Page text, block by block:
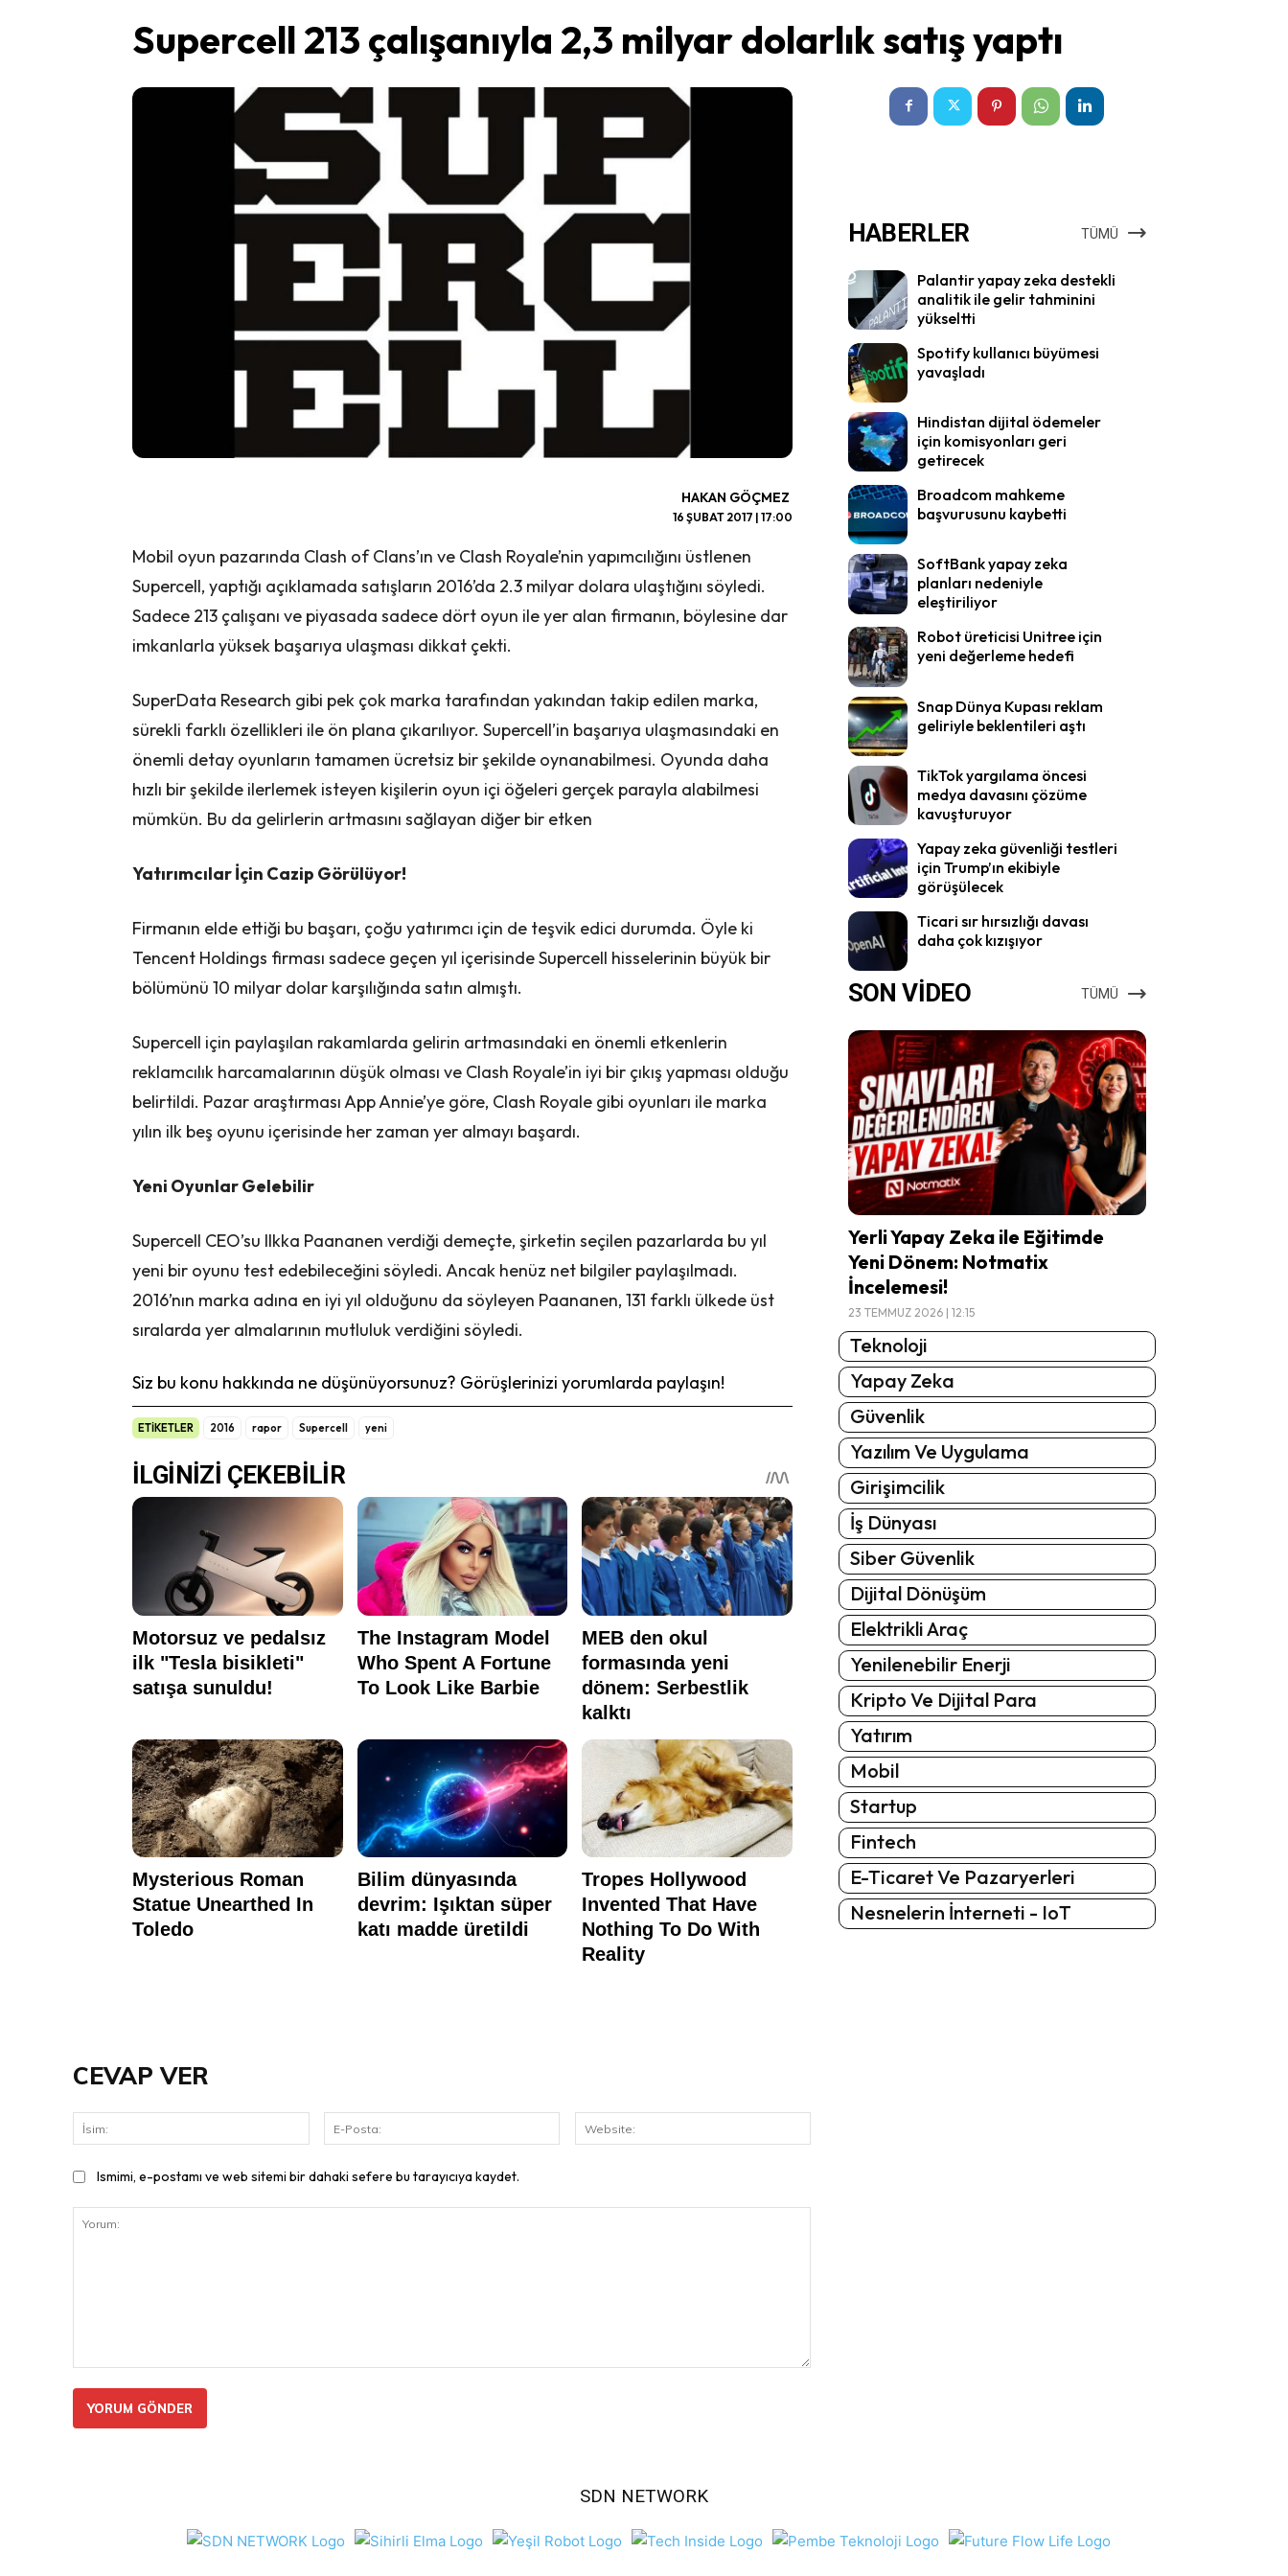
Supercell 213 çalışanıyla 2,3 milyar dolarlık satış yaptı
HAKAN GÖÇMEZ
16 ŞUBAT 2017 | 17:00
Mobil oyun pazarında Clash of Clans’ın ve Clash Royale’nin yapımcılığını üstlenen
Supercell, yaptığı açıklamada satışların 2016’da 2.3 milyar dolara ulaştığını söyledi.
Sadece 213 çalışanı ve piyasada sadece dört oyun ile yer alan firmanın, böylesine dar
imkanlarla yüksek başarıya ulaşması dikkat çekti.
SuperData Research gibi pek çok marka tarafından yakından takip edilen marka,
sürekli farklı özellikleri ile ön plana çıkarılıyor. Supercell’in başarıya ulaşmasındaki en
önemli detay oyunların tamamen ücretsiz bir şekilde oynanabilmesi. Oyunda daha
hızlı bir şekilde ilerlemek isteyen kişilerin oyun içi öğeleri gerçek parayla alabilmesi
mümkün. Bu da gelirlerin artmasını sağlayan diğer bir etken
Yatırımcılar İçin Cazip Görülüyor!
Firmanın elde ettiği bu başarı, çoğu yatırımcı için de teşvik edici durumda. Öyle ki
Tencent Holdings firması sadece geçen yıl içerisinde Supercell hisselerinin büyük bir
bölümünü 10 milyar dolar karşılığında satın almıştı.
Supercell için paylaşılan rakamlarda gelirin artmasındaki en önemli etkenlerin
reklamcılık harcamalarının düşük olması ve Clash Royale’in iyi bir çıkış yapması olduğu
belirtildi. Pazar araştırması App Annie’ye göre, Clash Royale gibi oyunları ile marka
yılın ilk beş oyunu içerisinde her zaman yer almayı başardı.
Yeni Oyunlar Gelebilir
Supercell CEO’su Ilkka Paananen verdiği demeçte, şirketin seçilen pazarlarda bu yıl
yeni bir oyunu test edebileceğini söyledi. Ancak henüz net bilgiler paylaşılmadı.
2016’nın marka adına en iyi yıl olduğunu da söyleyen Paananen, 131 farklı ülkede üst
sıralarda yer almalarının mutluluk verdiğini söyledi.
Siz bu konu hakkında ne düşünüyorsunuz? Görüşlerinizi yorumlarda paylaşın!
ETİKETLER 2016 rapor Supercell yeni
HABERLER TÜMÜ
Palantir yapay zeka destekli
analitik ile gelir tahminini
yükseltti
Spotify kullanıcı büyümesi
yavaşladı
Hindistan dijital ödemeler
için komisyonları geri
getirecek
Broadcom mahkeme
başvurusunu kaybetti
SoftBank yapay zeka
planları nedeniyle
eleştiriliyor
Robot üreticisi Unitree için
yeni değerleme hedefi
Snap Dünya Kupası reklam
geliriyle beklentileri aştı
TikTok yargılama öncesi
medya davasını çözüme
kavuşturuyor
Yapay zeka güvenliği testleri
için Trump’ın ekibiyle
görüşülecek
Ticari sır hırsızlığı davası
daha çok kızışıyor
SON VİDEO TÜMÜ
Yerli Yapay Zeka ile Eğitimde
Yeni Dönem: Notmatix
İncelemesi!
23 TEMMUZ 2026 | 12:15
Teknoloji
Yapay Zeka
Güvenlik
Yazılım Ve Uygulama
Girişimcilik
İş Dünyası
Siber Güvenlik
Dijital Dönüşüm
Elektrikli Araç
Yenilenebilir Enerji
Kripto Ve Dijital Para
Yatırım
Mobil
Startup
Fintech
E-Ticaret Ve Pazaryerleri
Nesnelerin İnterneti - IoT
CEVAP VER
Posta:
Ismimi, e-postamı ve web sitemi bir dahaki sefere bu tarayıcıya kaydet.
SDN NETWORK